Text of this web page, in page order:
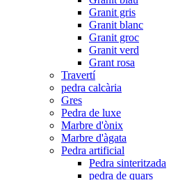
Granit gris
Granit blanc
Granit groc
Granit verd
Grant rosa
Travertí
pedra calcària
Gres
Pedra de luxe
Marbre d'ònix
Marbre d'àgata
Pedra artificial
Pedra sinteritzada
pedra de quars